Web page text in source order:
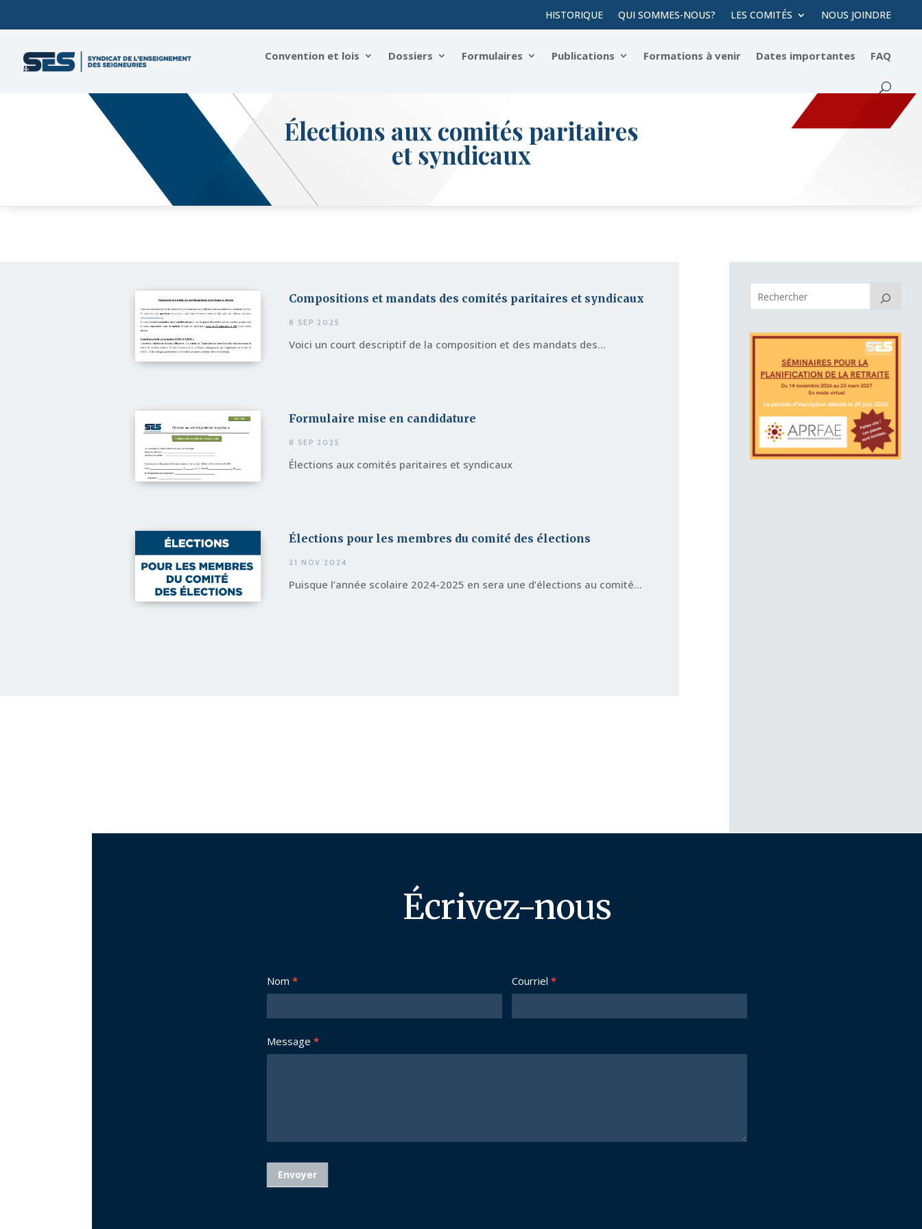
HISTORIQUE QUI SOMMES-NOUS? LES COMITÉS NOUS JOINDRE
Convention et lois Dossiers Formulaires Publications Formations à venir Dates importantes FAQ
Élections aux comités paritaires
et syndicaux
Compositions et mandats des comités paritaires et syndicaux
8 SEP 2025
Voici un court descriptif de la composition et des mandats des...
Formulaire mise en candidature
8 SEP 2025
Élections aux comités paritaires et syndicaux
Élections pour les membres du comité des élections
21 NOV 2024
Puisque l’année scolaire 2024-2025 en sera une d’élections au comité...
Écrivez-nous
Nous
Nom* Courriel*
Message*
Envoyer